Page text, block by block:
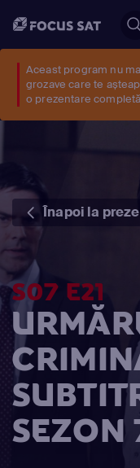
Aceast program nu
grozave care te
o prezentare
Înapoi la
S07 E21
SEZON